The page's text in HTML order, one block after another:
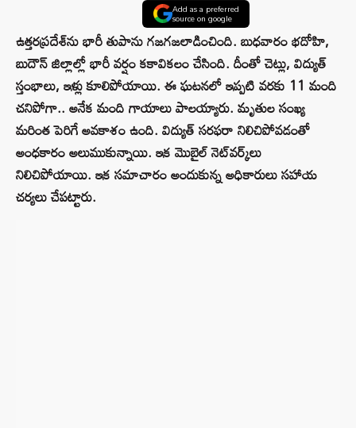
Add as a preferred
source on google
ఉత్తరప్రదేశ్‌ను భారీ తుపాను గజగజలాడించింది. బుధవారం భదోహి,
బుదౌన్ జిల్లాల్లో భారీ వర్షం కకావికలం చేసింది. దీంతో చెట్లు, విద్యుత్
స్తంభాలు, ఇళ్లు కూలిపోయాయి. ఈ ఘటనలో ఇప్పటి వరకు 11 మంది
చనిపోగా.. అనేక మంది గాయాలు పాలయ్యారు. మృతుల సంఖ్య
మరింత పెరిగే అవకాశం ఉంది. విద్యుత్ సరఫరా నిలిచిపోవడంతో
అంధకారం అలుముకున్నాయి. ఇక మొబైల్ నెట్‌వర్క్‌లు
నిలిచిపోయాయి. ఇక సమాచారం అందుకున్న అధికారులు సహాయ
చర్యలు చేపట్టారు.